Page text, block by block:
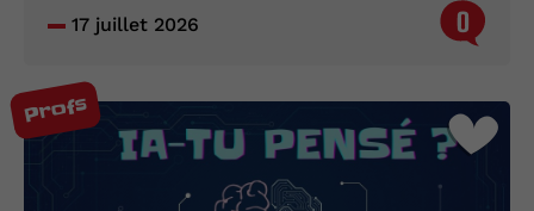
17 juillet 2026 0
Profs